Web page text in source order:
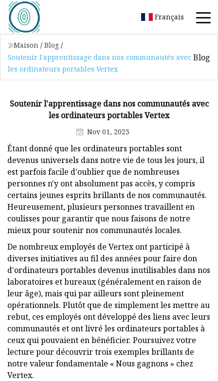
Français
Maison / Blog /
Soutenir l'apprentissage dans nos communautés avec
les ordinateurs portables Vertex
Blog
Soutenir l'apprentissage dans nos communautés avec
les ordinateurs portables Vertex
Nov 01, 2023
Étant donné que les ordinateurs portables sont
devenus universels dans notre vie de tous les jours, il
est parfois facile d'oublier que de nombreuses
personnes n'y ont absolument pas accès, y compris
certains jeunes esprits brillants de nos communautés.
Heureusement, plusieurs personnes travaillent en
coulisses pour garantir que nous faisons de notre
mieux pour soutenir nos communautés locales.
De nombreux employés de Vertex ont participé à
diverses initiatives au fil des années pour faire don
d'ordinateurs portables devenus inutilisables dans nos
laboratoires et bureaux (généralement en raison de
leur âge), mais qui par ailleurs sont pleinement
opérationnels. Plutôt que de simplement les mettre au
rebut, ces employés ont développé des liens avec leurs
communautés et ont livré les ordinateurs portables à
ceux qui pouvaient en bénéficier. Poursuivez votre
lecture pour découvrir trois exemples brillants de
notre valeur fondamentale « Nous gagnons » chez
Vertex.